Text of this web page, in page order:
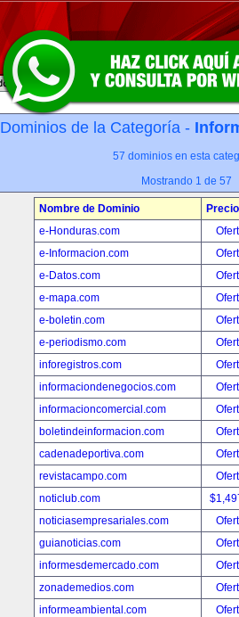
Dominios de la Categoría -
57 dominios en esta
Mostrando 1 de 57
Nombre de Dominio
Precio
e-Honduras.com
e-Informacion.com
e-Datos.com
e-mapa.com
e-boletin.com
e-periodismo.com
inforegistros.com
informaciondenegocios.com
informacioncomercial.com
boletindeinformacion.com
cadenadeportiva.com
revistacampo.com
noticlub.com
noticiasempresariales.com
guianoticias.com
informesdemercado.com
zonademedios.com
informeambiental.com